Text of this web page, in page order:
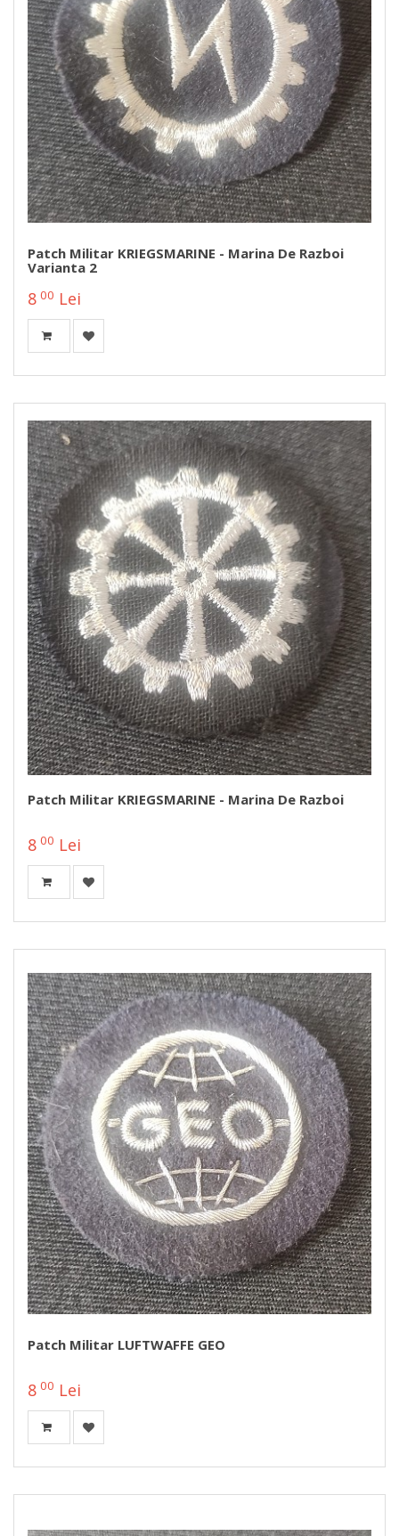
Patch Militar KRIEGSMARINE - Marina De Razboi
Varianta 2
8 00 Lei
Patch Militar KRIEGSMARINE - Marina De Razboi
8 00 Lei
Patch Militar LUFTWAFFE GEO
8 00 Lei